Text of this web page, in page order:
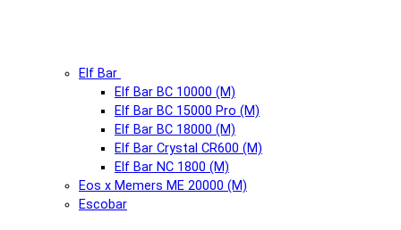
Elf Bar
Elf Bar BC 10000 (М)
Elf Bar BC 15000 Pro (М)
Elf Bar BC 18000 (М)
Elf Bar Crystal CR600 (М)
Elf Bar NC 1800 (М)
Eos x Memers ME 20000 (М)
Escobar